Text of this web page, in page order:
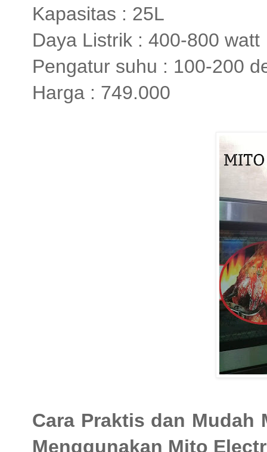
Kapasitas : 25L
Daya Listrik : 400-800 watt
Pengatur suhu : 100-200
Harga : 749.000
Cara Praktis dan Mudah
Menggunakan Mito